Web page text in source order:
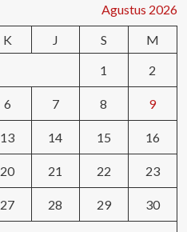
Agustus 2026
K J S
M
1
2
6 7 8 9
13 14 15 16
20 21 22 23
27 28 29 30